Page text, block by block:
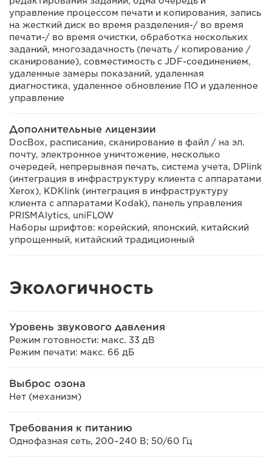
управление процессом печати и копирования, запись
на жесткий диск во время разделения-/ во время
печати-/ во время очистки, обработка нескольких
заданий, многозадачность (печать / копирование /
сканирование), совместимость с JDF-соединением,
удаленные замеры показаний, удаленная
диагностика, удаленное обновление ПО и удаленное
управление
Дополнительные лицензии
DocBox, расписание, сканирование в файл / на эл.
почту, электронное уничтожение, несколько
очередей, непрерывная печать, система учета, DPlink
(интеграция в инфраструктуру клиента с аппаратами
Xerox), KDKlink (интеграция в инфраструктуру
клиента с аппаратами Kodak), панель управления
PRISMAlytics, uniFLOW
Наборы шрифтов: корейский, японский, китайский
упрощенный, китайский традиционный
Экологичность
Уровень звукового давления
Режим готовности: макс. 33 дВ
Режим печати: макс. 66 дБ
Выброс озона
Нет (механизм)
Требования к питанию
Однофазная сеть, 200–240 В; 50/60 Гц